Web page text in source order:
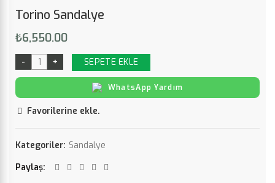
Torino Sandalye
₺6,550.00
SEPETE EKLE
WhatsApp Yardım
Favorilerine ekle.
Kategoriler: Sandalye
Paylaş